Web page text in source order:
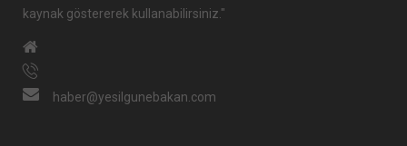
"Köşe yazılarının her tür sorumluluğu ve telif hakları yazarların
edilemez, değiştirilemez. Röportajların, özel haber-fotoğraf ve
iç yapım videoların tüm telif hakları yesilgunebakan.net'e aittir.
Bunlar yesilgunebakan.net'in yazılı izni olmaksızın ticari olarak